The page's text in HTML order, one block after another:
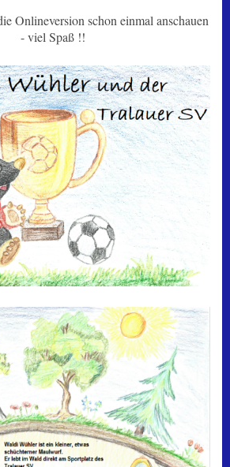
Onlineversion schon einmal anschauen
- viel Spaß !!